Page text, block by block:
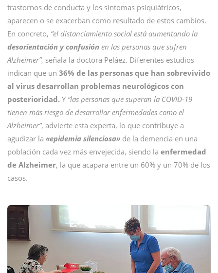
trastornos de conducta y los síntomas psiquiátricos,
aparecen o se exacerban como resultado de estos cambios.
En concreto, “el distanciamiento social está aumentando la
desorientación y confusión en las personas que sufren
Alzheimer”, señala la doctora Peláez. Diferentes estudios
indican que un 36% de las personas que han sobrevivido
al virus desarrollan problemas neurológicos con
posterioridad. Y “las personas que superan la COVID-19
tienen más riesgo de desarrollar enfermedades como el
Alzheimer”, advierte esta experta, lo que contribuye a
agudizar la «epidemia silenciosa» de la demencia en una
población cada vez más envejecida, siendo la enfermedad
de Alzheimer, la que acapara entre un 60% y un 70% de los
casos.